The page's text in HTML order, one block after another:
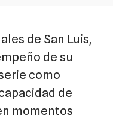
de San Luis,
de su
como
de
momentos